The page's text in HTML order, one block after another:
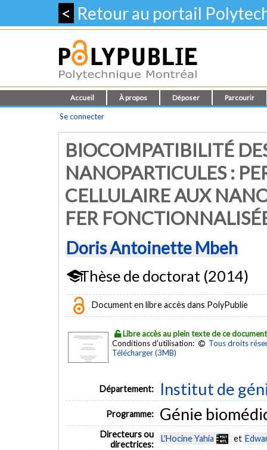
< Retour au portail
Accueil À propos Déposer Parcourir
Se connecter
BIOCOMPATIBILITÉ
NANOPARTICULES :
CELLULAIRE AUX
FER
Doris Antoinette Mbeh
Thèse de doctorat (2014)
Document en libre accès dans PolyPublie
Libre accès au plein texte de ce document
Conditions d'utilisation:
Tous droits
Télécharger (3MB)
Département: Institut de
Programme: Génie
Directeurs ou
directrices:
L'Hocine Yahia et